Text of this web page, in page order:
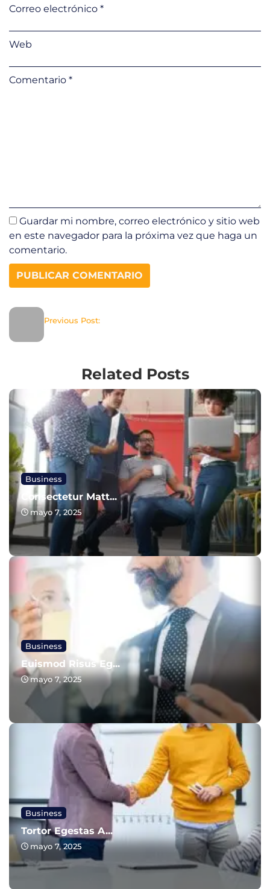
Correo electrónico *
Web
Comentario *
Guardar mi nombre, correo electrónico y sitio web
en este navegador para la próxima vez que haga un
comentario.
Previous Post:
Related Posts
Business
Consectetur Matt...
mayo 7, 2025
Business
Euismod Risus Eg...
mayo 7, 2025
Business
Tortor Egestas A...
mayo 7, 2025